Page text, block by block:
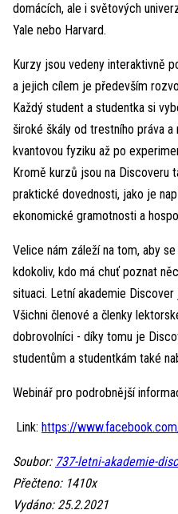
domácích, ale i světových
Yale nebo Harvard.
Kurzy jsou vedeny interaktivně
a jejich cílem je především
Každý student a studentka si
široké škály od trestního práva
kvantovou fyziku až po
Kromě kurzů jsou na Discoveru
praktické dovednosti, jako je
ekonomické gramotnosti a
Velice nám záleží na tom, aby
kdokoliv, kdo má chuť poznat
situaci. Letní akademie
Všichni členové a členky
dobrovolníci - díky tomu je
studentům a studentkám také
Webinář pro podrobnější
Link: https://
Soubor: 737-letni-akademie-
Přečteno: 1410x
Vydáno: 25.2.2021